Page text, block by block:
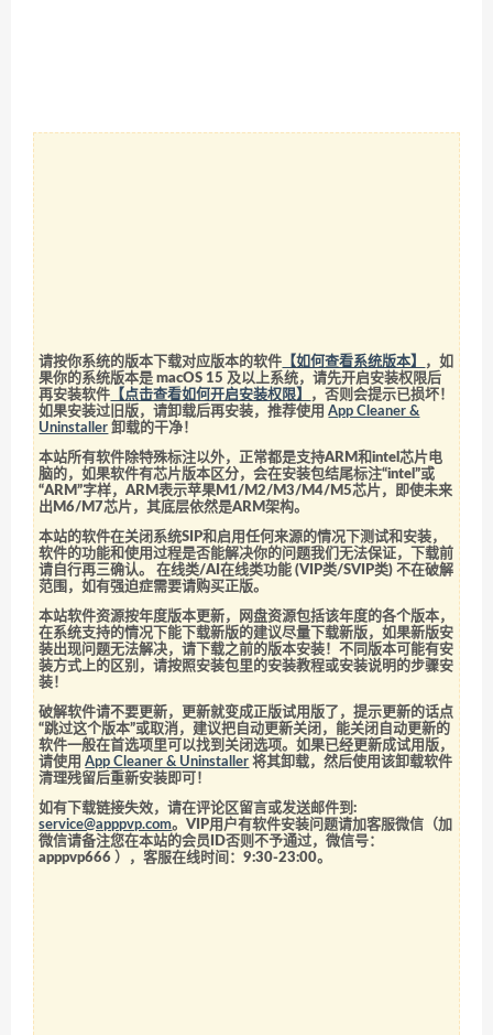
请按你系统的版本下载对应版本的软件 【如何查看系统版本】
，如
果你的系统版本是 macOS 15 及以上系统，请先开启安装权限后
再安装软件 【点击查看如何开启安装权限】
，否则会提示已损坏！
如果安装过旧版，请卸载后再安装，推荐使用App Cleaner &
Uninstaller 卸载的干净！
本站所有软件除特殊标注以外，正常都是支持ARM和intel芯片电
脑的，如果软件有芯片版本区分，会在安装包结尾标注“intel”或
“ARM”字样，ARM表示苹果M1/M2/M3/M4/M5芯片，即使未来
出M6/M7芯片，其底层依然是ARM架构。
本站的软件在关闭系统SIP和启用任何来源的情况下测试和安装，
软件的功能和使用过程是否能解决你的问题我们无法保证，下载前
请自行再三确认。 在线类/AI在线类功能 (VIP类/SVIP类) 不在破解
范围，如有强迫症需要请购买正版。
本站软件资源按年度版本更新，网盘资源包括该年度的各个版本，
在系统支持的情况下能下载新版的建议尽量下载新版，如果新版安
装出现问题无法解决，请下载之前的版本安装！不同版本可能有安
装方式上的区别，请按照安装包里的安装教程或安装说明的步骤安
装！
破解软件请不要更新，更新就变成正版试用版了，提示更新的话点
“跳过这个版本”或取消，建议把自动更新关闭，能关闭自动更新的
软件一般在首选项里可以找到关闭选项。如果已经更新成试用版，
请使用App Cleaner & Uninstaller 将其卸载，然后使用该卸载软件
清理残留后重新安装即可！
如有下载链接失效，请在评论区留言或发送邮件到:
service@apppvp.com。VIP用户有软件安装问题请加客服微信（加
微信请备注您在本站的会员ID否则不予通过，微信号：
apppvp666 ），客服在线时间：9:30-23:00。